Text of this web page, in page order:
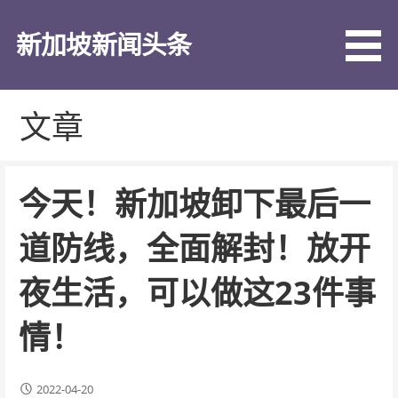
新加坡新闻头条
文章
今天！新加坡卸下最后一
道防线，全面解封！放开
夜生活，可以做这23件事
情！
2022-04-20